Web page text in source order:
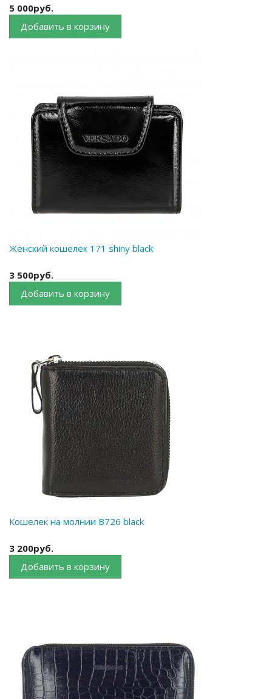
5 000руб.
Добавить в корзину
Женский кошелек 171 shiny black
3 500руб.
Добавить в корзину
Кошелек на молнии B726 black
3 200руб.
Добавить в корзину